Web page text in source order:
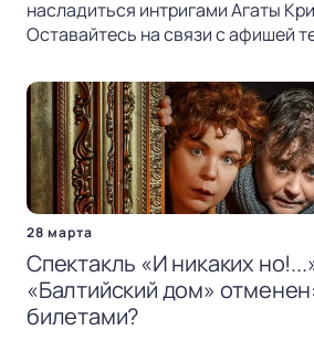
насладиться интригами Агаты
Оставайтесь на связи с афишей
28 марта
Спектакль «И никаких
«Балтийский дом»
билетами?